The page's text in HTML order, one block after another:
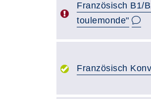
Französisch B1/
toulemonde"
Französisch